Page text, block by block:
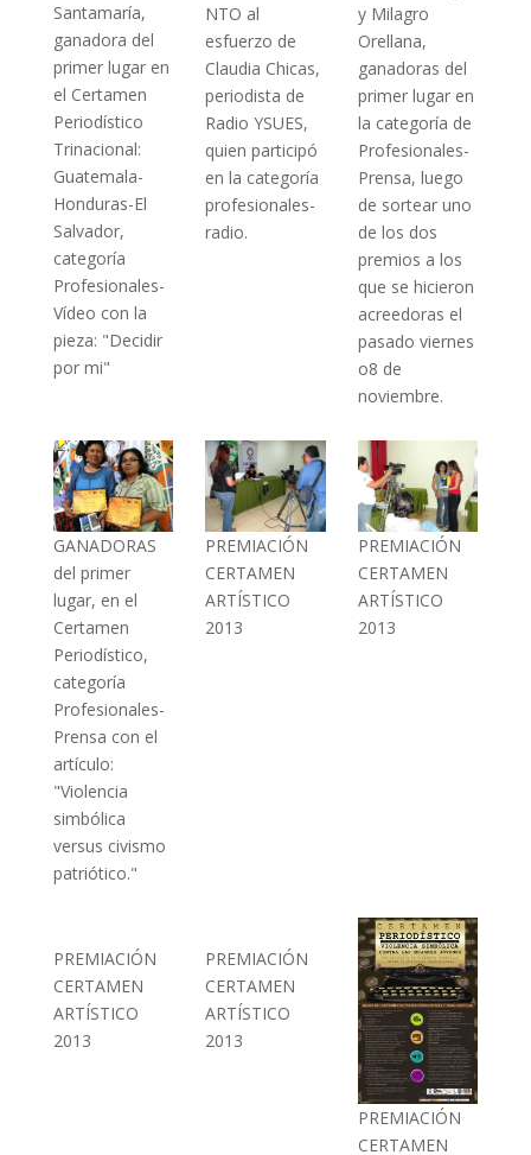
Santamaría,
ganadora del
primer lugar en
el Certamen
Periodístico
Trinacional:
Guatemala-
Honduras-El
Salvador,
categoría
Profesionales-
Vídeo con la
pieza: "Decidir
por mi"
NTO al
esfuerzo de
Claudia Chicas,
periodista de
Radio YSUES,
quien participó
en la categoría
profesionales-
radio.
y Milagro
Orellana,
ganadoras del
primer lugar en
la categoría de
Profesionales-
Prensa, luego
de sortear uno
de los dos
premios a los
que se hicieron
acreedoras el
pasado viernes
o8 de
noviembre.
GANADORAS
del primer
lugar, en el
Certamen
Periodístico,
categoría
Profesionales-
Prensa con el
artículo:
"Violencia
simbólica
versus civismo
patriótico."
PREMIACIÓN
CERTAMEN
ARTÍSTICO
2013
PREMIACIÓN
CERTAMEN
ARTÍSTICO
2013
PREMIACIÓN
CERTAMEN
ARTÍSTICO
2013
PREMIACIÓN
CERTAMEN
ARTÍSTICO
2013
PREMIACIÓN
CERTAMEN